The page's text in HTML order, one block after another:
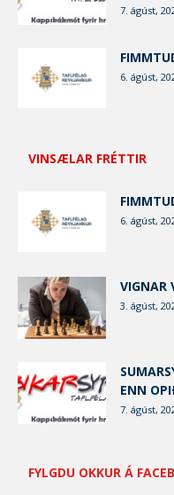
7. ágúst,
6. ágúst,
VINSÆLAR FRÉTTIR
6. ágúst,
VIGNAR
3. ágúst,
ENN
7. ágúst,
FYLGDU OKKUR Á